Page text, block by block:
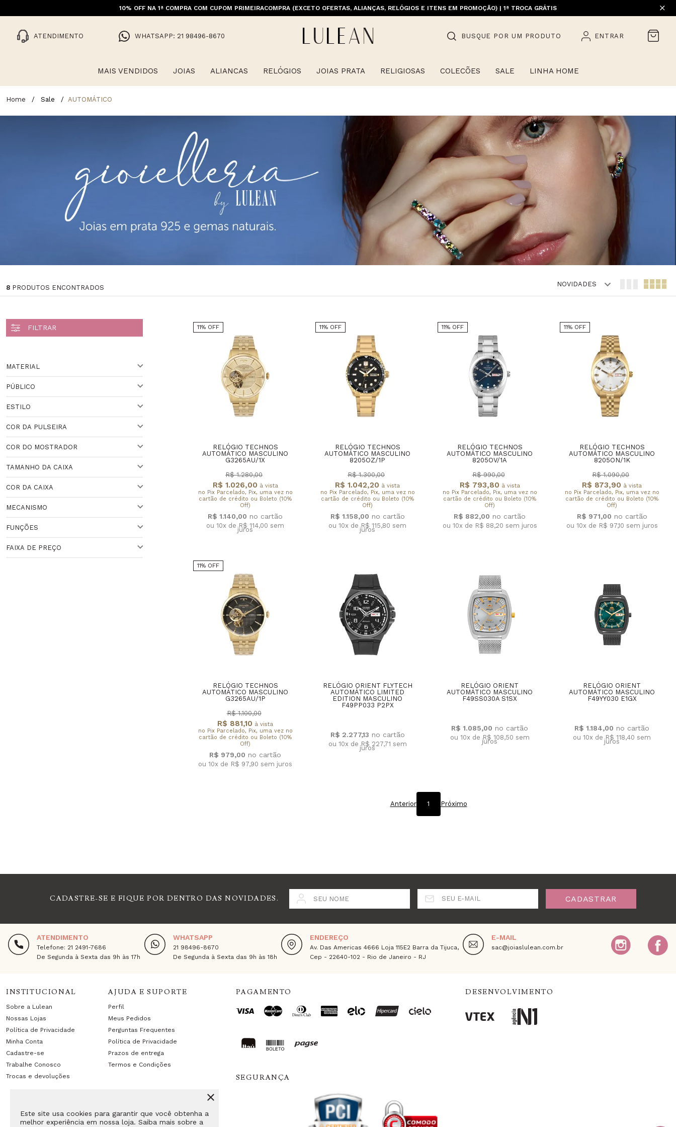
10% OFF NA 1ª COMPRA COM CUPOM PRIMEIRACOMPRA (EXCETO OFERTAS, ALIANÇAS, RELÓGIOS E ITENS EM PROMOÇÃO) | 1ª TROCA GRÁTIS
ATENDIMENTO WHATSAPP: 21 98496-8670 BUSQUE POR UM PRODUTO ENTRAR
MAIS VENDIDOS JOIAS ALIANCAS RELÓGIOS JOIAS PRATA RELIGIOSAS COLECÕES SALE LINHA HOME
Este site usa cookies para garantir que você obtenha a
melhor experiência em nossa loja. Saiba mais sobre a
Sale AUTOMÁTICO
8 PRODUTOS ENCONTRADOS NOVIDADES
MATERIAL
PÚBLICO
ESTILO
COR DA PULSEIRA
COR DO MOSTRADOR
DOURADO
TAMANHO DA CAIXA
37 A 40 MM
COR DA CAIXA
DOURADA
MECANISMO
AUTOMÁTICO
FUNÇÕES
ANALÓGICO
FAIXA DE PREÇO
11% OFF
RELÓGIO TECHNOS
AUTOMÁTICO MASCULINO
G3265AU/1X
R$ 1.026,00 à vista
no Pix Parcelado, Pix, uma vez no
cartão de crédito ou Boleto (10%
Off)
R$ 1.280,00
R$ 1.140,00
ou 10x de R$ 114,00 sem
juros
11% OFF
RELÓGIO TECHNOS
AUTOMÁTICO MASCULINO
8205OZ/1P
R$ 1.042,20 à vista
no Pix Parcelado, Pix, uma vez no
cartão de crédito ou Boleto (10%
Off)
R$ 1.300,00
R$ 1.158,00
ou 10x de R$ 115,80 sem
juros
11% OFF
RELÓGIO TECHNOS
AUTOMÁTICO MASCULINO
8205OV/1A
R$ 793,80 à vista
no Pix Parcelado, Pix, uma vez no
cartão de crédito ou Boleto (10%
Off)
R$ 990,00
R$ 882,00
ou 10x de R$ 88,20 sem juros
11% OFF
RELÓGIO TECHNOS
AUTOMÁTICO MASCULINO
8205ON/1K
R$ 873,90 à vista
no Pix Parcelado, Pix, uma vez no
cartão de crédito ou Boleto (10%
Off)
R$ 1.090,00
R$ 971,00
ou 10x de R$ 97,10 sem juros
11% OFF
RELÓGIO TECHNOS
AUTOMÁTICO MASCULINO
G3265AU/1P
R$ 881,10 à vista
no Pix Parcelado, Pix, uma vez no
cartão de crédito ou Boleto (10%
Off)
R$ 1.100,00
R$ 979,00
ou 10x de R$ 97,90 sem juros
RELÓGIO ORIENT FLYTECH
AUTOMÁTICO LIMITED
EDITION MASCULINO
F49PP033 P2PX
R$ 2.277,13
ou 10x de R$ 227,71 sem
juros
RELÓGIO ORIENT
AUTOMÁTICO MASCULINO
F49SS030A S1SX
R$ 1.085,00
ou 10x de R$ 108,50 sem
juros
RELÓGIO ORIENT
AUTOMÁTICO MASCULINO
F49YY030 E1GX
R$ 1.184,00
ou 10x de R$ 118,40 sem
juros
Anterior 1 Próximo
CADASTRE-SE E FIQUE POR DENTRO DAS NOVIDADES. SEU NOME SEU E-MAIL CADASTRAR
ATENDIMENTO
Telefone: 21 2491-7686
De Segunda à Sexta das 9h às 17h
WHATSAPP
21 98496-8670
De Segunda à Sexta das 9h às 18h
ENDEREÇO
Av. Das Americas 4666 Loja 115E2 Barra da Tijuca,
Cep - 22640-102 - Rio de Janeiro - RJ
E-MAIL
sac@joiaslulean.com.br
INSTITUCIONAL
Sobre a Lulean
Nossas Lojas
Política de Privacidade
Minha Conta
Cadastre-se
Trabalhe Conosco
Trocas e devoluções
AJUDA E SUPORTE
Perfil
Meus Pedidos
Perguntas Frequentes
Política de Privacidade
Prazos de entrega
Termos e Condições
PAGAMENTO
SEGURANÇA
DESENVOLVIMENTO